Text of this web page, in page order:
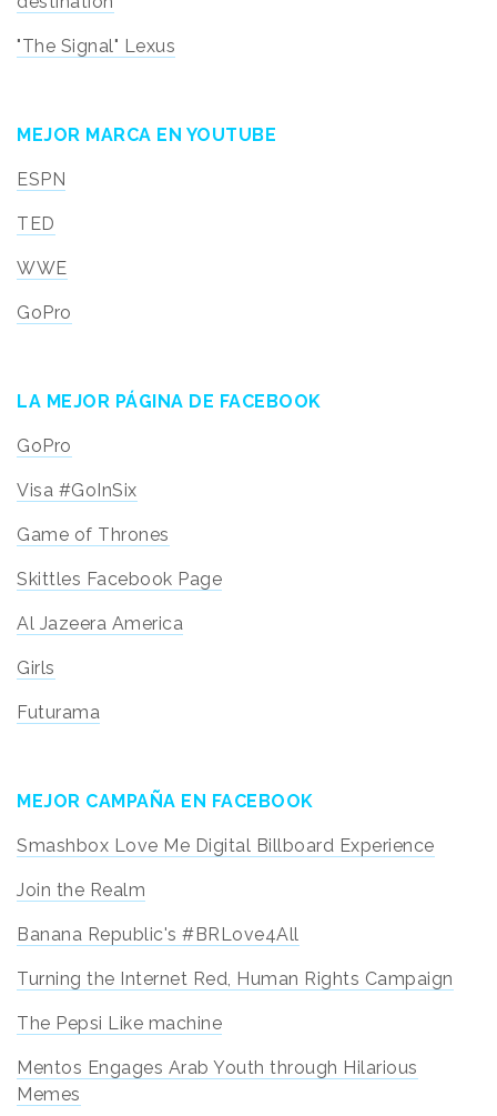
"The Signal" Lexus
MEJOR MARCA EN YOUTUBE
ESPN
TED
WWE
GoPro
LA MEJOR PÁGINA DE FACEBOOK
GoPro
Visa #GoInSix
Game of Thrones
Skittles Facebook Page
Al Jazeera America
Girls
Futurama
MEJOR CAMPAÑA EN FACEBOOK
Smashbox Love Me Digital Billboard Experience
Join the Realm
Banana Republic's #BRLove4All
Turning the Internet Red, Human Rights Campaign
The Pepsi Like machine
Mentos Engages Arab Youth through Hilarious
Memes